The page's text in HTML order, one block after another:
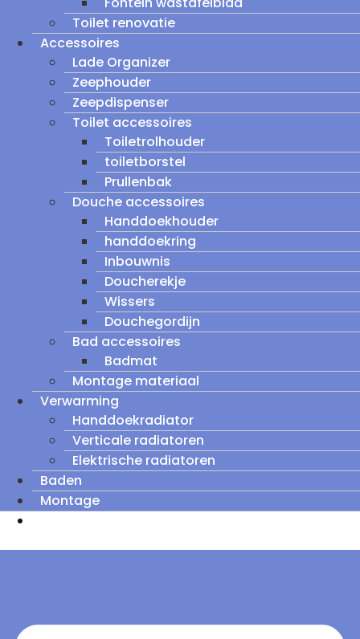
Toilet renovatie
Accessoires
Lade Organizer
Zeephouder
Zeepdispenser
Toilet accessoires
Toiletrolhouder
toiletborstel
Prullenbak
Douche accessoires
Handdoekhouder
handdoekring
Inbouwnis
Doucherekje
Wissers
Douchegordijn
Bad accessoires
Badmat
Montage materiaal
Verwarming
Handdoekradiator
Verticale radiatoren
Elektrische radiatoren
Baden
Montage